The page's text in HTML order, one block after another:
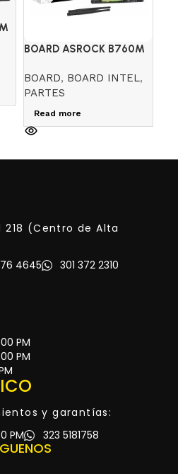
BOARD ASROCK B760M
BOARD, BOARD INTEL,
PARTES
Read more
(Centro de Alta
4645 301 372 2310
PM
PM
y garantías:
PM
323 5181758